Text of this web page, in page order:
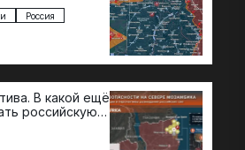
на нескольких
охвата…
Россия
В какой ещё
российскую